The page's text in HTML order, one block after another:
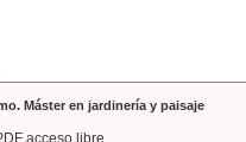
Máster en jardinería y paisaje
acceso libre